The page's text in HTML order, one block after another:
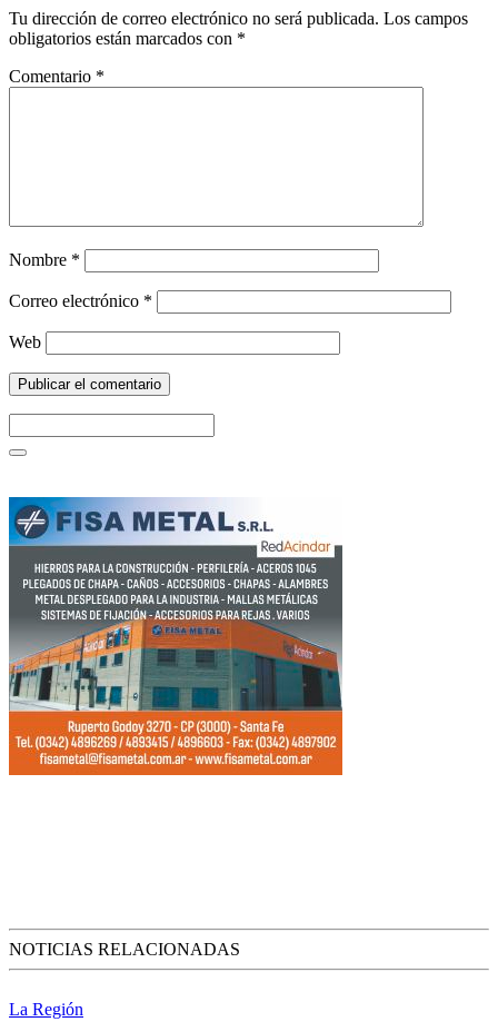
Tu dirección de correo electrónico no será publicada. Los campos
obligatorios están marcados con *
Comentario *
Nombre *
Correo electrónico *
Web
NOTICIAS RELACIONADAS
La Región